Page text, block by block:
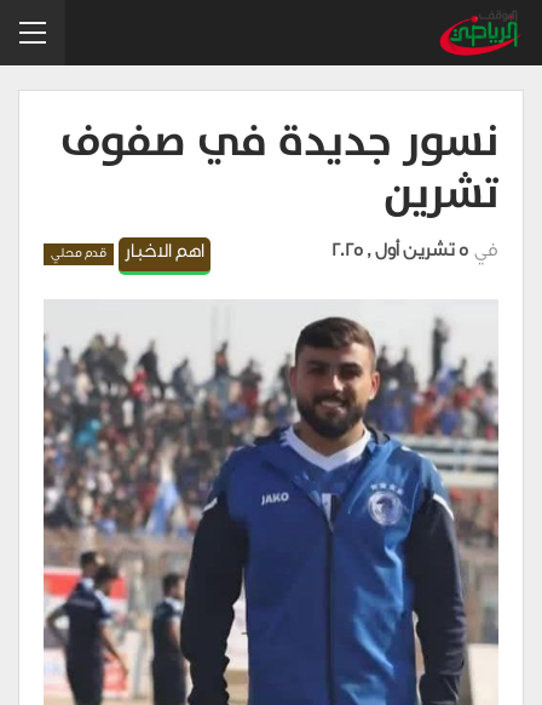
نسور جديدة في صفوف
تشرين
اهم الاخبار قدم محلي في 5 تشرين أول , 2025